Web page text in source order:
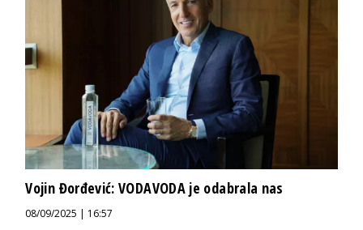
Vojin Đorđević: VODAVODA je odabrala nas
08/09/2025 | 16:57